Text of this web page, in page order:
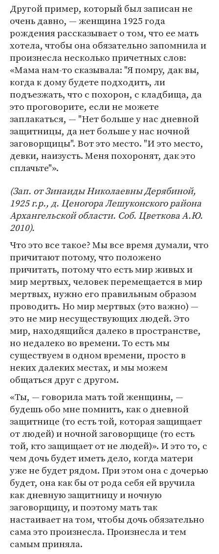
Другой пример, который был записан не
очень давно, — женщина 1925 года
рождения рассказывает о том, что ее мать
хотела, чтобы она обязательно запомнила и
произнесла несколько причетных слов:
«Мама нам-то сказывала: "Я помру, дак вы,
когда к дому будете подходить, ли
подъезжать, что с похорон, с кладбища, да
это проговорите, если не можете
заплакаться, — "Нет больше у нас дневной
защитницы, да нет больше у нас ночной
заговорщицы". Вот это место. "И это место,
девки, наизусть. Меня похоронят, дак это
сплачьте"».
(Зап. от Зинаиды Николаевны Дерябиной,
1925 г.р., д. Ценогора Лешуконского района
Архангельской области. Соб. Цветкова А.Ю.
2010).
Что это все такое? Мы все время думали, что
причитают потому, что положено
причитать, потому что есть мир живых и
мир мертвых, человек перемещается в мир
мертвых, нужно его правильным образом
проводить. Но мир мертвых (это важно) —
это не мир несуществующих людей. Это
мир, находящийся далеко в пространстве,
но недалеко во времени. То есть мы
существуем в одном времени, просто в
неких далеких местах, и мы можем
общаться друг с другом.
«Ты, — говорила мать той женщины, —
будешь обо мне помнить, как о дневной
защитнице (то есть той, которая защищает
от людей) и ночной заговорщице (то есть
той, кто защищает от не людей)». И это то, с
чем дочь будет иметь дело, когда матери
уже не будет рядом. При этом она с дочерью
будет, она как бы от рода себя ей вручила
как дневную защитницу и ночную
заговорщицу, и поэтому мать так
настаивает на том, чтобы дочь обязательно
сама это произнесла. Произнесла и тем
самым приняла.